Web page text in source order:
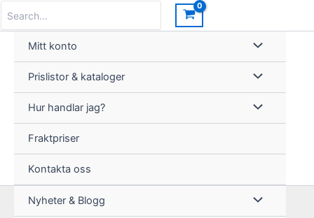
innehåll
for:
Mitt konto
Prislistor & kataloger
Hur handlar jag?
Fraktpriser
Kontakta oss
Nyheter & Blogg